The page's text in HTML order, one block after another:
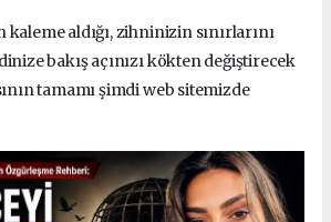
kaleme aldığı, zihninizin sınırlarını
bakış açınızı kökten değiştirecek
tamamı şimdi web sitemizde